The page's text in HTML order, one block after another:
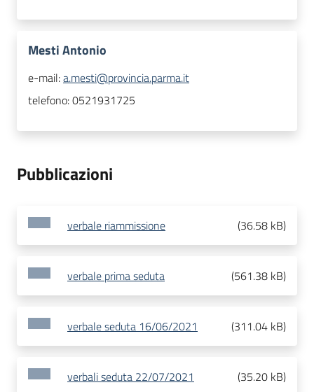
Mesti Antonio
e-mail:a.mesti@provincia.parma.it
telefono:0521931725
Pubblicazioni
verbale riammissione (36.58 kB)
verbale prima seduta (561.38 kB)
verbale seduta 16/06/2021 (311.04 kB)
verbali seduta 22/07/2021 (35.20 kB)